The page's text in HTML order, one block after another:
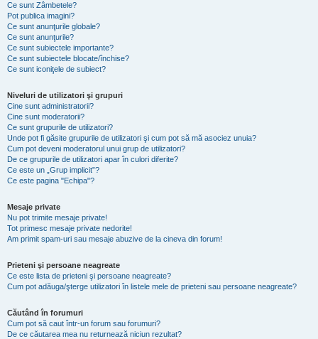
Ce sunt Zâmbetele?
Pot publica imagini?
Ce sunt anunţurile globale?
Ce sunt anunţurile?
Ce sunt subiectele importante?
Ce sunt subiectele blocate/închise?
Ce sunt iconiţele de subiect?
Niveluri de utilizatori şi grupuri
Cine sunt administratorii?
Cine sunt moderatorii?
Ce sunt grupurile de utilizatori?
Unde pot fi găsite grupurile de utilizatori şi cum pot să mă asociez unuia?
Cum pot deveni moderatorul unui grup de utilizatori?
De ce grupurile de utilizatori apar în culori diferite?
Ce este un „Grup implicit”?
Ce este pagina "Echipa"?
Mesaje private
Nu pot trimite mesaje private!
Tot primesc mesaje private nedorite!
Am primit spam-uri sau mesaje abuzive de la cineva din forum!
Prieteni şi persoane neagreate
Ce este lista de prieteni şi persoane neagreate?
Cum pot adăuga/şterge utilizatori în listele mele de prieteni sau persoane neagreate?
Căutând în forumuri
Cum pot să caut într-un forum sau forumuri?
De ce căutarea mea nu returnează niciun rezultat?